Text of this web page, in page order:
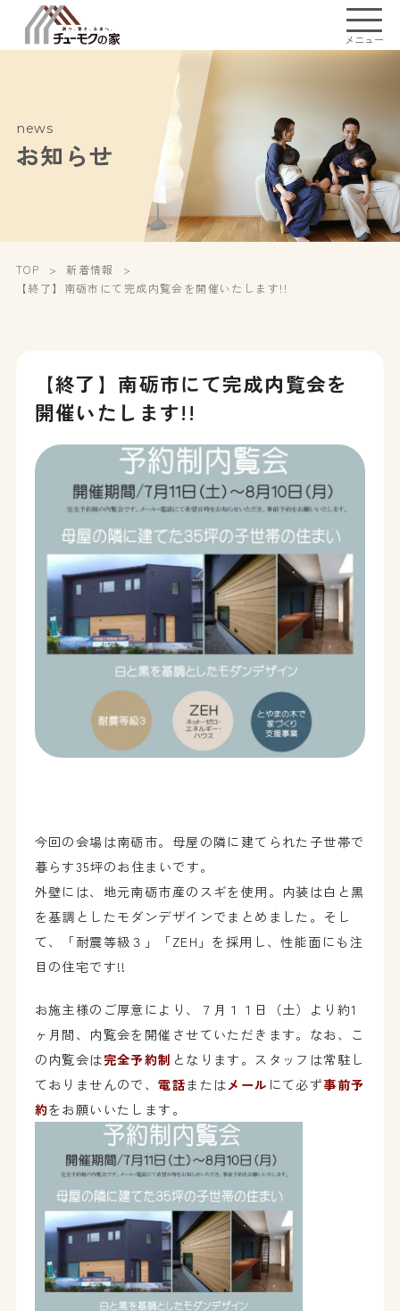
メニュー
news
お知らせ
TOP
新着情報
【終了】南砺市にて完成内覧会を開催いたします!!
【終了】南砺市にて完成内覧会を
開催いたします!!
今回の会場は南砺市。母屋の隣に建てられた子世帯で
暮らす35坪のお住まいです。
外壁には、地元南砺市産のスギを使用。内装は白と黒
を基調としたモダンデザインでまとめました。そし
て、「耐震等級３」「ZEH」を採用し、性能面にも注
目の住宅です!!
お施主様のご厚意により、７月１１日（土）より約1
ヶ月間、内覧会を開催させていただきます。なお、こ
の内覧会は完全予約制 となります。スタッフは常駐し
ておりませんので、電話またはメール にて必ず事前予
約をお願いいたします。